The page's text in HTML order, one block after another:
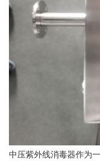
中压紫外线消毒器作为